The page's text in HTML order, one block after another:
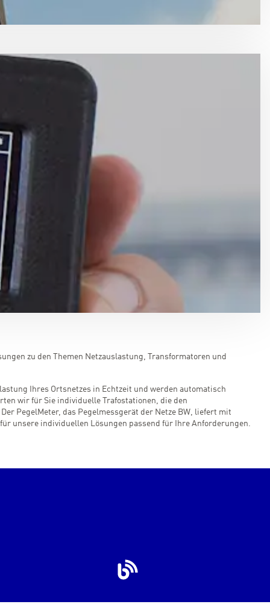
zu den Themen Netzauslastung, Transformatoren und
Ihres Ortsnetzes in Echtzeit und werden automatisch
wir für Sie individuelle Trafostationen, die den
PegelMeter, das Pegelmessgerät der Netze BW, liefert mit
unsere individuellen Lösungen passend für Ihre Anforderungen.
Blog